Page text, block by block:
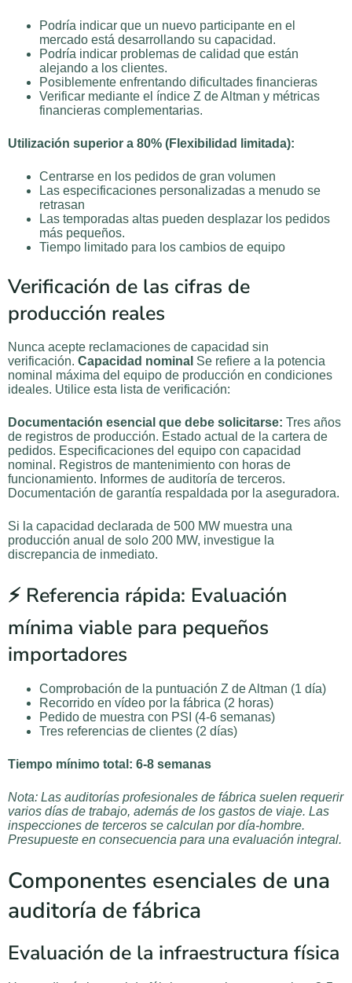
Podría indicar que un nuevo participante en el
mercado está desarrollando su capacidad.
Podría indicar problemas de calidad que están
alejando a los clientes.
Posiblemente enfrentando dificultades financieras
Verificar mediante el índice Z de Altman y métricas
financieras complementarias.
Utilización superior a 80% (Flexibilidad limitada):
Centrarse en los pedidos de gran volumen
Las especificaciones personalizadas a menudo se
retrasan
Las temporadas altas pueden desplazar los pedidos
más pequeños.
Tiempo limitado para los cambios de equipo
Verificación de las cifras de
producción reales
Nunca acepte reclamaciones de capacidad sin
verificación. Capacidad nominal Se refiere a la potencia
nominal máxima del equipo de producción en condiciones
ideales. Utilice esta lista de verificación:
Documentación esencial que debe solicitarse: Tres años
de registros de producción. Estado actual de la cartera de
pedidos. Especificaciones del equipo con capacidad
nominal. Registros de mantenimiento con horas de
funcionamiento. Informes de auditoría de terceros.
Documentación de garantía respaldada por la aseguradora.
Si la capacidad declarada de 500 MW muestra una
producción anual de solo 200 MW, investigue la
discrepancia de inmediato.
⚡ Referencia rápida: Evaluación
mínima viable para pequeños
importadores
Comprobación de la puntuación Z de Altman (1 día)
Recorrido en vídeo por la fábrica (2 horas)
Pedido de muestra con PSI (4-6 semanas)
Tres referencias de clientes (2 días)
Tiempo mínimo total: 6-8 semanas
Nota: Las auditorías profesionales de fábrica suelen requerir
varios días de trabajo, además de los gastos de viaje. Las
inspecciones de terceros se calculan por día-hombre.
Presupueste en consecuencia para una evaluación integral.
Componentes esenciales de una
auditoría de fábrica
Evaluación de la infraestructura física